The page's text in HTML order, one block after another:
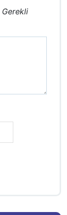
Gerekli